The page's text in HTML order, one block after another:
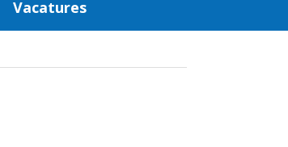
Vacatures